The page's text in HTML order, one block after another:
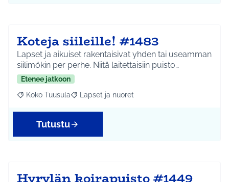
Koteja siileille! #1483
Lapset ja aikuiset rakentaisivat yhden tai useamman
siilimökin per perhe. Niitä laitettaisiin puisto…
Etenee jatkoon
Rajaa tulokset aihepiirin mukaan: Koko Tuusula
Koko Tuusula Rajaa tulokset teeman mukaan: Lapset ja
Lapset ja nuoret
Tutustu